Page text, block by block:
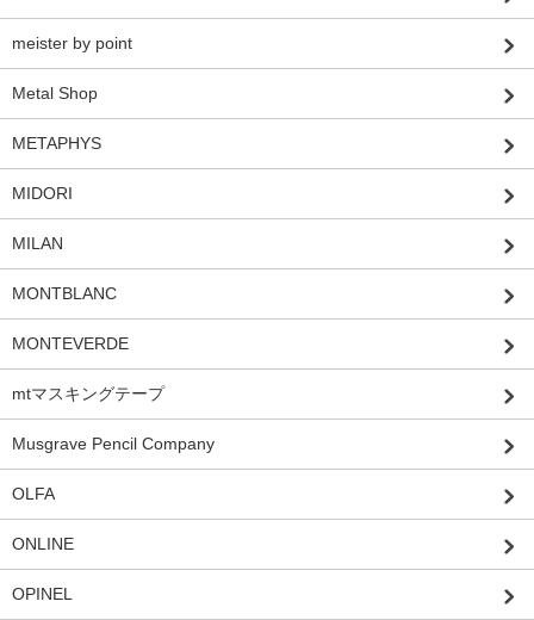
meister by point
Metal Shop
METAPHYS
MIDORI
MILAN
MONTBLANC
MONTEVERDE
mtマスキングテープ
Musgrave Pencil Company
OLFA
ONLINE
OPINEL